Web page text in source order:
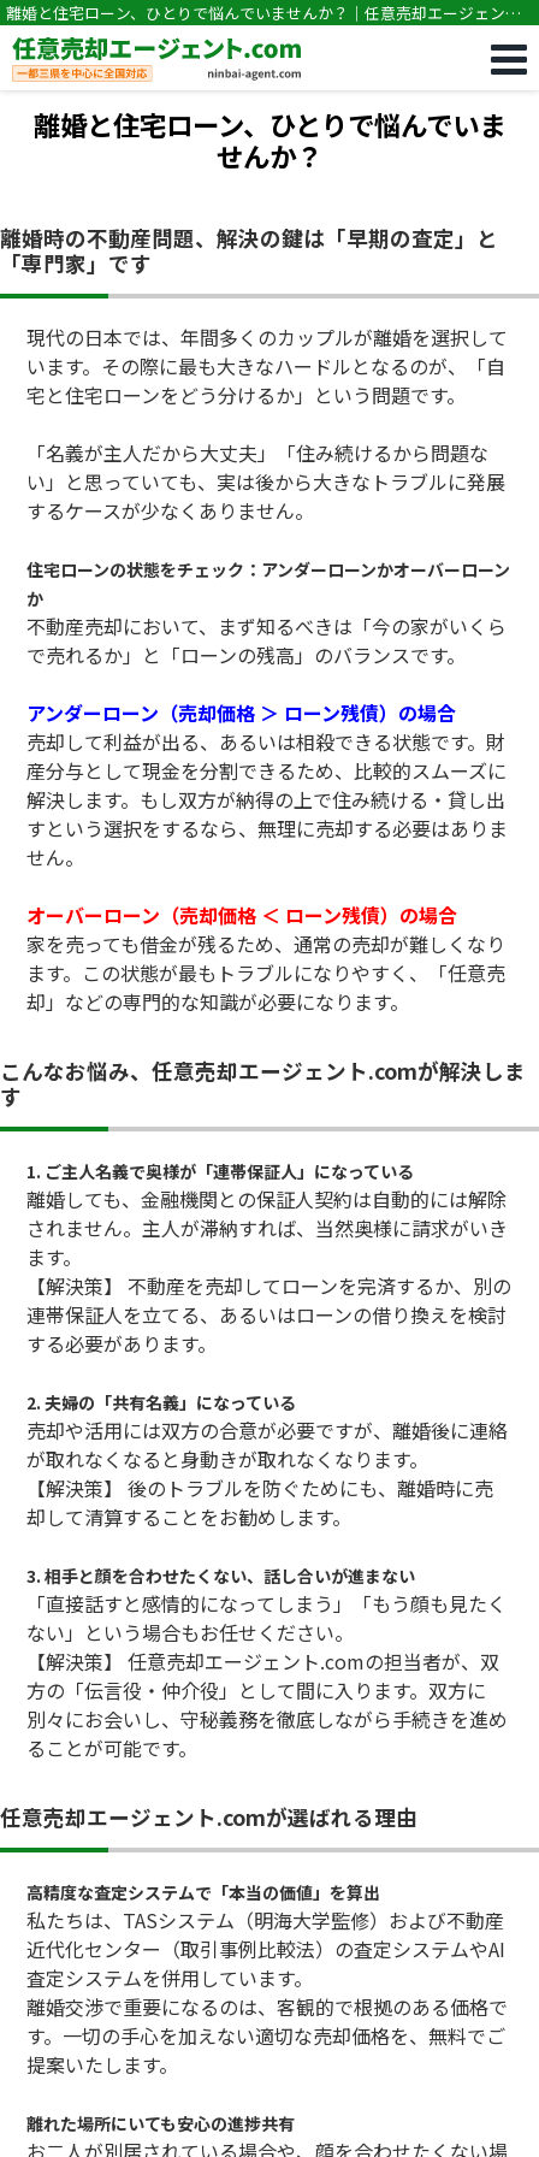
離婚と住宅ローン、ひとりで悩んでいませんか？｜任意売却エージェン
ト.com｜任意売却専門｜競売・住宅ローン滞納の相談なら任意売却エージ
ェント.com
離婚と住宅ローン、ひとりで悩んでいま
せんか？
離婚時の不動産問題、解決の鍵は「早期の査定」と
「専門家」です
現代の日本では、年間多くのカップルが離婚を選択して
います。その際に最も大きなハードルとなるのが、「自
宅と住宅ローンをどう分けるか」という問題です。
「名義が主人だから大丈夫」「住み続けるから問題な
い」と思っていても、実は後から大きなトラブルに発展
するケースが少なくありません。
住宅ローンの状態をチェック：アンダーローンかオーバーローン
か
不動産売却において、まず知るべきは「今の家がいくら
で売れるか」と「ローンの残高」のバランスです。
アンダーローン（売却価格 ＞ ローン残債）の場合
売却して利益が出る、あるいは相殺できる状態です。財
産分与として現金を分割できるため、比較的スムーズに
解決します。もし双方が納得の上で住み続ける・貸し出
すという選択をするなら、無理に売却する必要はありま
せん。
オーバーローン（売却価格 ＜ ローン残債）の場合
家を売っても借金が残るため、通常の売却が難しくなり
ます。この状態が最もトラブルになりやすく、「任意売
却」などの専門的な知識が必要になります。
こんなお悩み、任意売却エージェント.comが解決しま
す
1. ご主人名義で奥様が「連帯保証人」になっている
離婚しても、金融機関との保証人契約は自動的には解除
されません。主人が滞納すれば、当然奥様に請求がいき
ます。
【解決策】 不動産を売却してローンを完済するか、別の
連帯保証人を立てる、あるいはローンの借り換えを検討
する必要があります。
2. 夫婦の「共有名義」になっている
売却や活用には双方の合意が必要ですが、離婚後に連絡
が取れなくなると身動きが取れなくなります。
【解決策】 後のトラブルを防ぐためにも、離婚時に売
却して清算することをお勧めします。
3. 相手と顔を合わせたくない、話し合いが進まない
「直接話すと感情的になってしまう」「もう顔も見たく
ない」という場合もお任せください。
【解決策】 任意売却エージェント.comの担当者が、双
方の「伝言役・仲介役」として間に入ります。双方に
別々にお会いし、守秘義務を徹底しながら手続きを進め
ることが可能です。
任意売却エージェント.comが選ばれる理由
高精度な査定システムで「本当の価値」を算出
私たちは、TASシステム（明海大学監修）および不動産
近代化センター（取引事例比較法）の査定システムやAI
査定システムを併用しています。
離婚交渉で重要になるのは、客観的で根拠のある価格で
す。一切の手心を加えない適切な売却価格を、無料でご
提案いたします。
離れた場所にいても安心の進捗共有
お二人が別居されている場合や、顔を合わせたくない場